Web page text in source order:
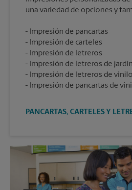
Impresión de pancartas
Impresión de carteles
Impresión de letreros
Impresión de letreros de jardín
Impresión de letreros de
Impresión de pancartas de
PANCARTAS, CARTELES Y